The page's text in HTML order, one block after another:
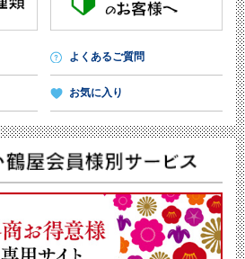
よくあるご質問
お気に入り